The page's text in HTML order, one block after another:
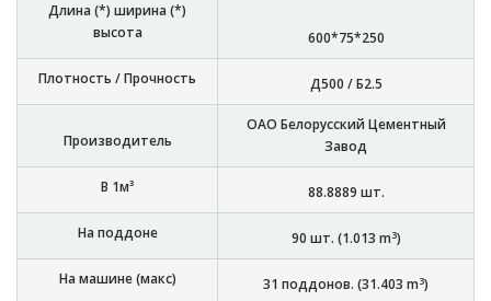
Длина (*) ширина (*)
высота
600*75*250
Плотность / Прочность Д500 / Б2.5
Производитель
ОАО Белорусский Цементный
Завод
В 1м³ 88.8889 шт.
На поддоне 90 шт. (1.013 m3)
На машине (макс) 31 поддонов. (31.403 m3)